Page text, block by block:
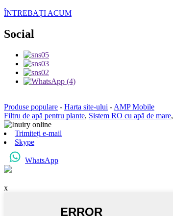
ÎNTREBAȚI ACUM
Social
Produse populare - Harta site-ului - AMP Mobile
Filtru de apă pentru plante, Sistem RO cu apă de mare,
Trimiteți e-mail
Skype
WhatsApp
x